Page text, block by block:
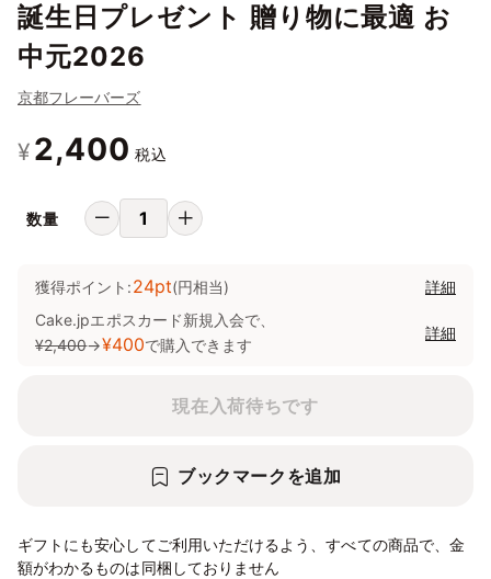
誕生日プレゼント 贈り物に最適 お
中元2026
京都フレーバーズ
¥ 2,400 税込
数量
獲得ポイント:24pt(円相当)
詳細
Cake.jpエポスカード新規入会で、
¥2,400→¥400で購入できます
詳細
現在入荷待ちです
ブックマークを追加
ギフトにも安心してご利用いただけるよう、すべての商品で、金
額がわかるものは同梱しておりません